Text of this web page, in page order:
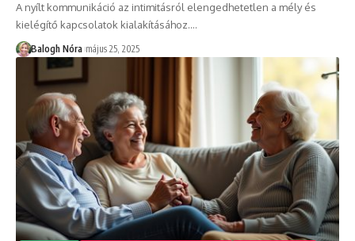
A nyílt kommunikáció az intimitásról elengedhetetlen a mély és
kielégítő kapcsolatok kialakításához.…
Balogh Nóra május 25, 2025